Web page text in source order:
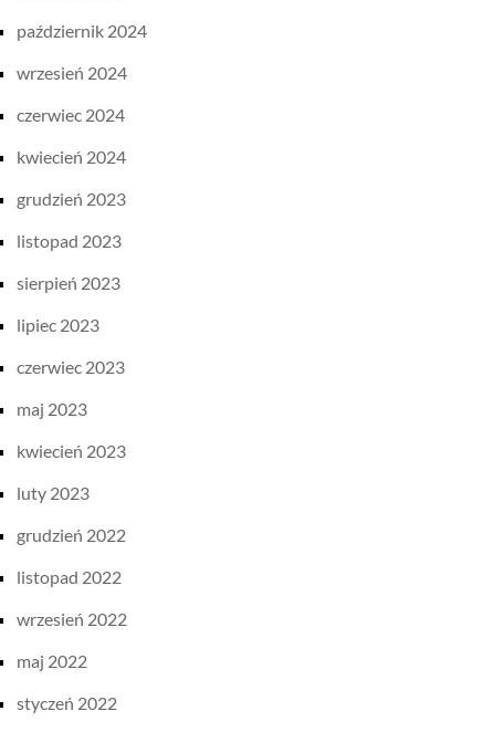
październik 2024
wrzesień 2024
czerwiec 2024
kwiecień 2024
grudzień 2023
listopad 2023
sierpień 2023
lipiec 2023
czerwiec 2023
maj 2023
kwiecień 2023
luty 2023
grudzień 2022
listopad 2022
wrzesień 2022
maj 2022
styczeń 2022